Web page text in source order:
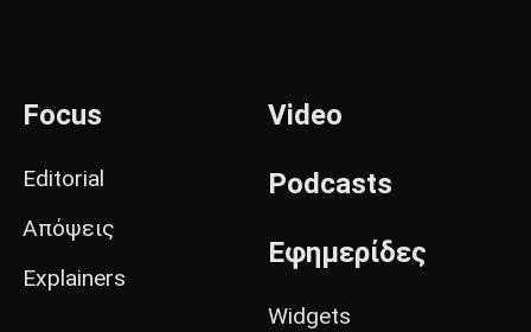
Focus
Editorial
Απόψεις
Explainers
Video
Podcasts
Εφημερίδες
Widgets